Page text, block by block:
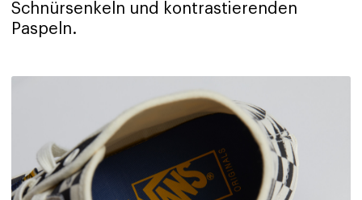
Schnürsenkeln und kontrastierenden
Paspeln.